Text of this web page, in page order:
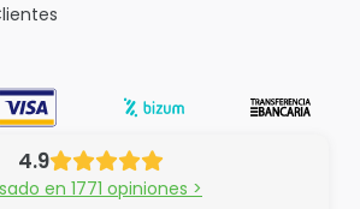
4.9
en 1771 opiniones >